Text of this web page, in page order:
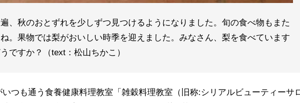
、秋のおとずれを少しずつ見つけるようになりました。旬の食べ物もまた
。果物では梨がおいしい時季を迎えました。みなさん、梨を食べています
ですか？（text：松山ちかこ）
つも通う食養健康料理教室「雑穀料理教室（旧称:シリアルビューティーサ